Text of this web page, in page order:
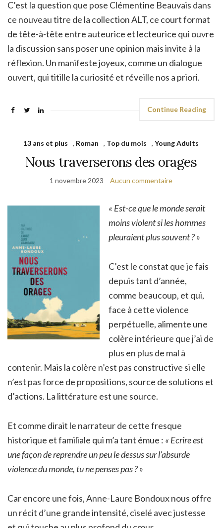
C’est la question que pose Clémentine Beauvais dans
ce nouveau titre de la collection ALT, ce court format
de tête-à-tête entre auteurice et lecteurice qui ouvre
la discussion sans poser une opinion mais invite à la
réflexion. Un manifeste joyeux, comme un dialogue
ouvert, qui titille la curiosité et réveille nos a priori.
Continue Reading
13 ans et plus , Roman , Top du mois , Young Adults
Nous traverserons des orages
1 novembre 2023 Aucun commentaire
« Est-ce que le monde serait
moins violent si les hommes
pleuraient plus souvent ? »
C’est le constat que je fais
depuis tant d’année,
comme beaucoup, et qui,
face à cette violence
perpétuelle, alimente une
colère intérieure que j’ai de
plus en plus de mal à
contenir. Mais la colère n’est pas constructive si elle
n’est pas force de propositions, source de solutions et
d’actions. La littérature est une source.
Et comme dirait le narrateur de cette fresque
historique et familiale qui m’a tant émue : « Ecrire est
une façon de reprendre un peu le dessus sur l’absurde
violence du monde, tu ne penses pas ? »
Car encore une fois, Anne-Laure Bondoux nous offre
un récit d’une grande intensité, ciselé avec justesse